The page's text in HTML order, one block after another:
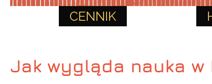
CENNIK
Jak wygląda nauka w